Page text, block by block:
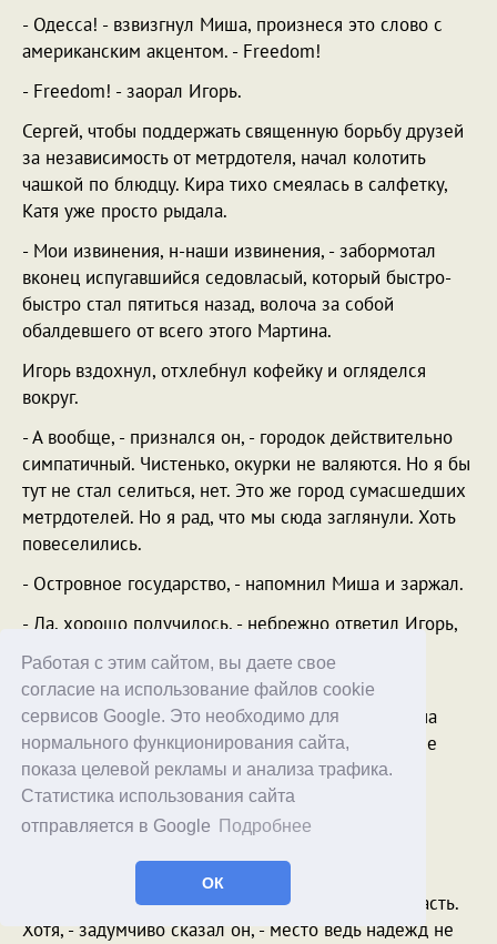
Работая с этим сайтом, вы даете свое
согласие на использование файлов cookie
сервисов Google. Это необходимо для
нормального функционирования сайта,
показа целевой рекламы и анализа трафика.
Статистика использования сайта
отправляется в Google
Подробнее
ОК
- Одесса! - взвизгнул Миша, произнеся это слово с
американским акцентом. - Freedom!
- Freedom! - заорал Игорь.
Сергей, чтобы поддержать священную борьбу друзей
за независимость от метрдотеля, начал колотить
чашкой по блюдцу. Кира тихо смеялась в салфетку,
Катя уже просто рыдала.
- Мои извинения, н-наши извинения, - забормотал
вконец испугавшийся седовласый, который быстро-
быстро стал пятиться назад, волоча за собой
обалдевшего от всего этого Мартина.
Игорь вздохнул, отхлебнул кофейку и огляделся
вокруг.
- А вообще, - признался он, - городок действительно
симпатичный. Чистенько, окурки не валяются. Но я бы
тут не стал селиться, нет. Это же город сумасшедших
метрдотелей. Но я рад, что мы сюда заглянули. Хоть
повеселились.
- Островное государство, - напомнил Миша и заржал.
- Да, хорошо получилось, - небрежно ответил Игорь,
стараясь, чтобы его голос звучал неимоверно
скромно, после чего снова отхлебнул кофейку.
- Эх, - размечтался он, - был бы я тут в конце одна
тысяча восьмисотых. И было бы у меня в кармане
тысяч пять долларов.
- Ну, - заметила Катя, - для тех времен это была
огромная сумма.
- Зато купил бы весь будущий Беверли-Хиллз, -
объяснил Игорь. - Ну, точнее, центральную его часть.
Хотя, - задумчиво сказал он, - место ведь надежд не